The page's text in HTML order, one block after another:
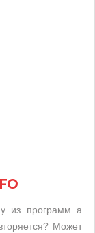
из программ а
Может